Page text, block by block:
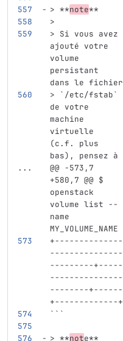
> **note**
>
> Si vous avez
ajouté votre
volume
persistant
dans le fichier
> `/etc/fstab`
de votre
machine
virtuelle
(c.f. plus
bas), pensez à
...
@@ -573,7
+580,7 @@ $
openstack
volume list --
name
MY_VOLUME_NAME
+--------------
---------------
---------+-----
---------------
--------+------
+-------------+
```
> **note**